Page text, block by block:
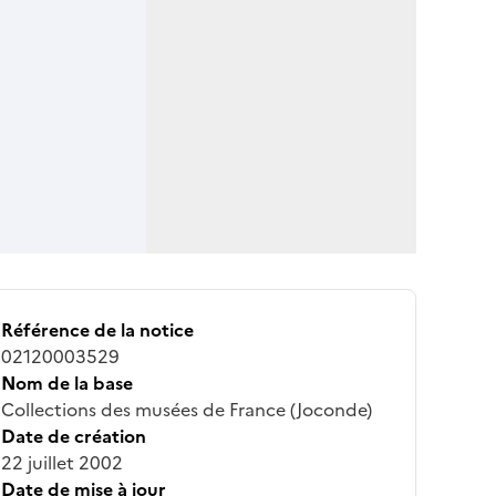
Référence de la notice
02120003529
Nom de la base
Collections des musées de France (Joconde)
Date de création
22 juillet 2002
Date de mise à jour